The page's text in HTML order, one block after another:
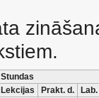
Stundas
Lekcijas
Prakt. d.
Lab.